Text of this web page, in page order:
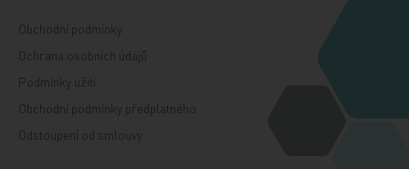
Obchodní podmínky
Ochrana osobních údajů
Podmínky užití
Obchodní podmínky předplatného
Odstoupení od smlouvy